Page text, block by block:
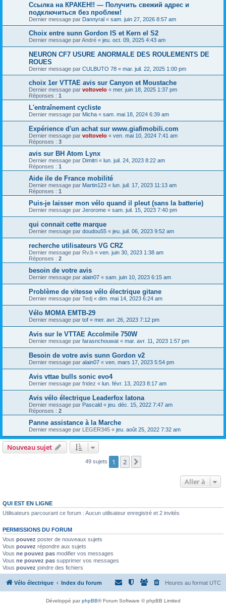
Ссылка на КРАКЕН!! — Получить свежий адрес и
подключиться без проблем!
Dernier message par Dannyral « sam. juin 27, 2026 8:57 am
Choix entre sunn Gordon IS et Kern el S2
Dernier message parAndré « jeu. oct. 09, 2025 4:43 am
NEURON CF7 USURE ANORMALE DES ROULEMENTS DE
ROUES
Dernier message par CULBUTO 78 « mar. juil. 22, 2025 1:00 pm
choix 1er VTTAE avis sur Canyon et Moustache
Dernier message par voltovelo « mer. juin 18, 2025 1:37 pm
Réponses : 1
L'entraînement cycliste
Dernier message par Micha « sam. mai 18, 2024 6:39 am
Expérience d'un achat sur www.giafimobili.com
Dernier message par voltovelo « ven. mai 10, 2024 7:41 am
Réponses : 3
avis sur BH Atom Lynx
Dernier message par Dimitri « lun. juil. 24, 2023 8:22 am
Réponses : 1
Aide ile de France mobilité
Dernier message par Martin123 « lun. juil. 17, 2023 11:13 am
Réponses : 1
Puis-je laisser mon vélo quand il pleut (sans la batterie)
Dernier message par Jerorome « sam. juil. 15, 2023 7:40 pm
qui connait cette marque
Dernier message par doudou55 « jeu. juil. 06, 2023 9:52 am
recherche utilisateurs VG CRZ
Dernier message par Rv.b « ven. juin 30, 2023 1:38 am
Réponses : 2
besoin de votre avis
Dernier message par alain07 « sam. juin 10, 2023 6:15 am
Problème de vitesse vélo électrique gitane
Dernier message par Tedj « dim. mai 14, 2023 6:24 am
Vélo MOMA EMTB-29
Dernier message par tof « mer. avr. 26, 2023 7:12 pm
Avis sur le VTTAE Accolmile 750W
Dernier message par farasnchouwat « mar. avr. 11, 2023 1:57 pm
Besoin de votre avis sunn Gordon v2
Dernier message par alain07 « ven. mars 17, 2023 5:54 pm
Avis vttae bulls sonic evo4
Dernier message par fridez « lun. févr. 13, 2023 8:17 am
Avis vélo électrique Leaderfox latona
Dernier message par Pascald « jeu. déc. 15, 2022 7:47 am
Réponses : 2
Panne assistance à la Marche
Dernier message par LEGER345 « jeu. août 25, 2022 7:32 am
Nouveau sujet
49 sujets 1 2
Aller à
QUI EST EN LIGNE
Utilisateurs parcourant ce forum : Aucun utilisateur enregistré et 2 invités
PERMISSIONS DU FORUM
Vous pouvez poster de nouveaux sujets
Vous pouvez répondre aux sujets
Vous ne pouvez pas modifier vos messages
Vous ne pouvez pas supprimer vos messages
Vous pouvez joindre des fichiers
Vélo électrique Index du forum Heures au format UTC
Développé parphpBB® Forum Software © phpBB Limited